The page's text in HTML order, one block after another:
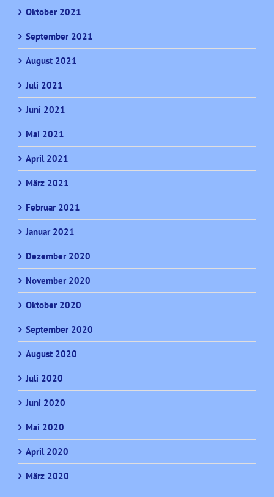
Oktober 2021
September 2021
August 2021
Juli 2021
Juni 2021
Mai 2021
April 2021
März 2021
Februar 2021
Januar 2021
Dezember 2020
November 2020
Oktober 2020
September 2020
August 2020
Juli 2020
Juni 2020
Mai 2020
April 2020
März 2020